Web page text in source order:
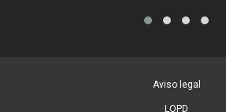
Aviso legal
LOPD